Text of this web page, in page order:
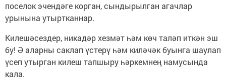
поселок эчендәге корган, сындырылган агачлар
урынына утыртканнар.
Килешәсездер, никадәр хезмәт һәм көч таләп иткән эш
бу! Ә аларны саклап үстерү һәм киләчәк буынга шаулап
үсеп утырган килеш тапшыру һәркемнең намусында
кала.